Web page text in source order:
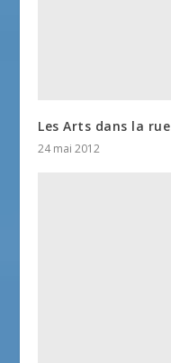
Les Arts dans la rue
24 mai 2012